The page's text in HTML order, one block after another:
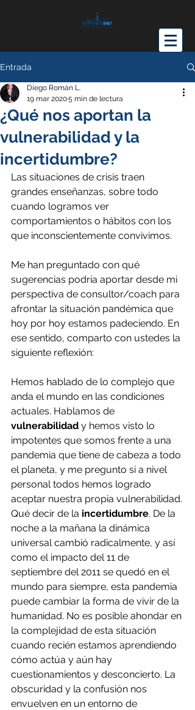
Entrada
¿Qué nos aportan la
vulnerabilidad y la
incertidumbre?
Diego Román L.
19 mar 20205 min de lectura
Las situaciones de crisis traen
grandes enseñanzas, sobre todo
cuando logramos ver
comportamientos o hábitos con los
que inconscientemente convivimos.
Me han preguntado con qué
sugerencias podría aportar desde mi
perspectiva de consultor/coach para
afrontar la situación pandémica que
hoy por hoy estamos padeciendo. En
ese sentido, comparto con ustedes la
siguiente reflexión:
Hemos hablado de lo complejo que
anda el mundo en las condiciones
actuales. Hablamos de
vulnerabilidad y hemos visto lo
impotentes que somos frente a una
pandemia que tiene de cabeza a todo
el planeta, y me pregunto si a nivel
personal todos hemos logrado
aceptar nuestra propia vulnerabilidad.
Qué decir de la incertidumbre. De la
noche a la mañana la dinámica
universal cambió radicalmente, y así
como el impacto del 11 de
septiembre del 2011 se quedó en el
mundo para siempre, esta pandemia
puede cambiar la forma de vivir de la
humanidad. No es posible ahondar en
la complejidad de esta situación
cuando recién estamos aprendiendo
cómo actúa y aún hay
cuestionamientos y desconcierto. La
obscuridad y la confusión nos
envuelven en un entorno de